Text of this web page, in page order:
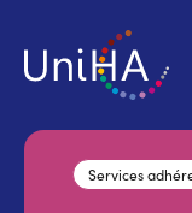
contenu
Services